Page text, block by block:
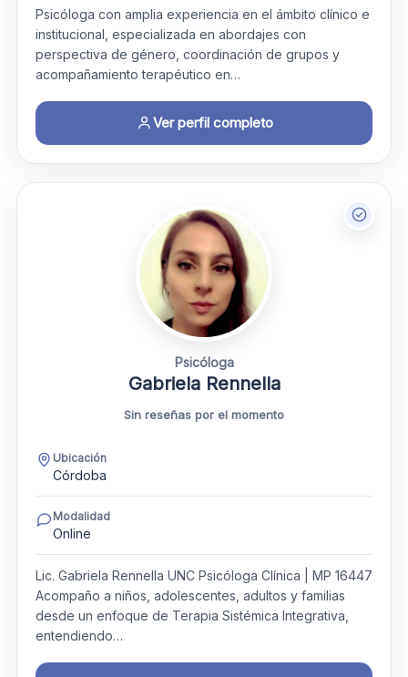
Psicóloga con amplia experiencia en el ámbito clínico e
institucional, especializada en abordajes con
perspectiva de género, coordinación de grupos y
acompañamiento terapéutico en…
Ver perfil completo
Psicóloga
Gabriela Rennella
Sin reseñas por el momento
Ubicación
Córdoba
Modalidad
Online
Lic. Gabriela Rennella UNC Psicóloga Clínica | MP 16447
Acompaño a niños, adolescentes, adultos y familias
desde un enfoque de Terapia Sistémica Integrativa,
entendiendo…